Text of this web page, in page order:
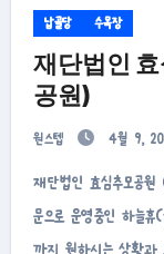
납골당 수목장
재단법인
공원)
원스텝 4월 9,
재단법인 효심추모공원 (현 삼랑진추모공원)안녕하십니까 장례와 장지를 전
문으로 운영중인 하늘
까지 원하시는 상황과